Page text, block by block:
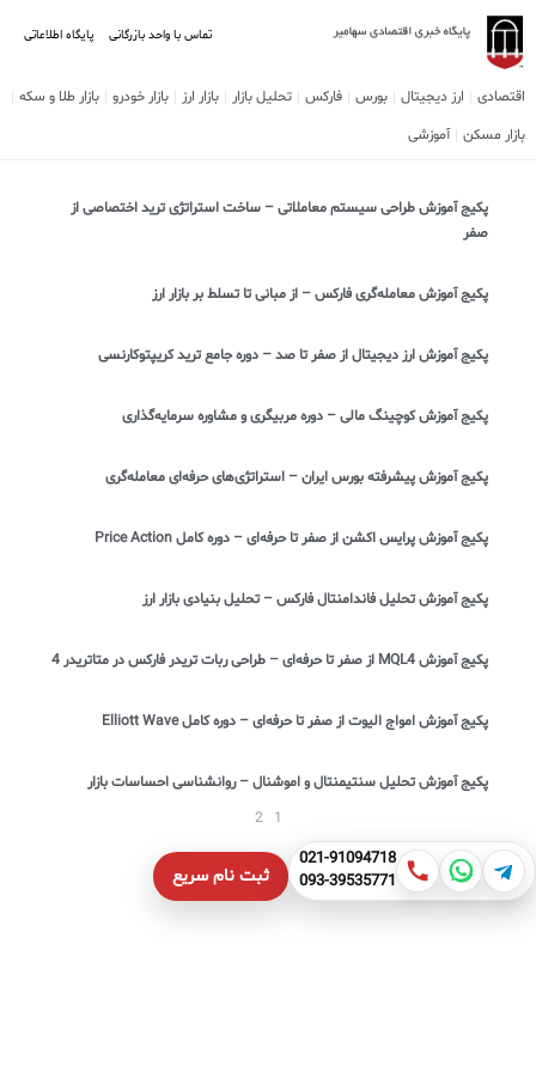
تماس با واحد بازرگانی پایگاه اطلاعاتی
اقتصادی ارز دیجیتال بورس فارکس تحلیل بازار بازار ارز بازار خودرو
بازار طلا و سکه
بازار مسکن
آموزشی
پکیج آموزش طراحی سیستم معاملاتی – ساخت استراتژی ترید اختصاصی از
صفر
پکیج آموزش معامله‌گری فارکس – از مبانی تا تسلط بر بازار ارز
پکیج آموزش ارز دیجیتال از صفر تا صد – دوره جامع ترید کریپتوکارنسی
پکیج آموزش کوچینگ مالی – دوره مربیگری و مشاوره سرمایه‌گذاری
پکیج آموزش پیشرفته بورس ایران – استراتژی‌های حرفه‌ای معامله‌گری
پکیج آموزش پرایس اکشن از صفر تا حرفه‌ای – دوره کامل Price Action
پکیج آموزش تحلیل فاندامنتال فارکس – تحلیل بنیادی بازار ارز
پکیج آموزش MQL4 از صفر تا حرفه‌ای – طراحی ربات تریدر فارکس در متاتریدر 4
پکیج آموزش امواج الیوت از صفر تا حرفه‌ای – دوره کامل Elliott Wave
پکیج آموزش تحلیل سنتیمنتال و اموشنال – روانشناسی احساسات بازار
1
2
021-91094718
093-39535771
ثبت نام سریع